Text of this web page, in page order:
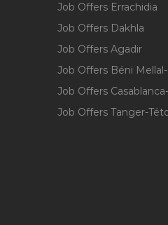
Job Offers Errachidia
Job Offers Dakhla
Job Offers Agadir
Job Offers Béni
Job Offers
Job Offers Tanger-